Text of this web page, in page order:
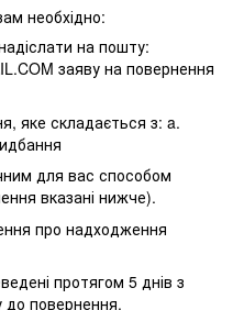
необхідно:
на пошту:
заяву на повернення
яке складається з: a.
для вас способом
вказані нижче).
про надходження
протягом 5 днів з
повернення.